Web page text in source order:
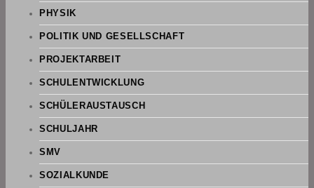
PHYSIK
POLITIK UND GESELLSCHAFT
PROJEKTARBEIT
SCHULENTWICKLUNG
SCHÜLERAUSTAUSCH
SCHULJAHR
SMV
SOZIALKUNDE